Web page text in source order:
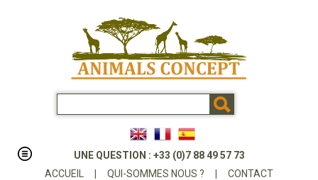
UNE QUESTION : +33 (0)7 88 49 57 73
ACCUEIL
QUI-SOMMES NOUS ? CONTACT